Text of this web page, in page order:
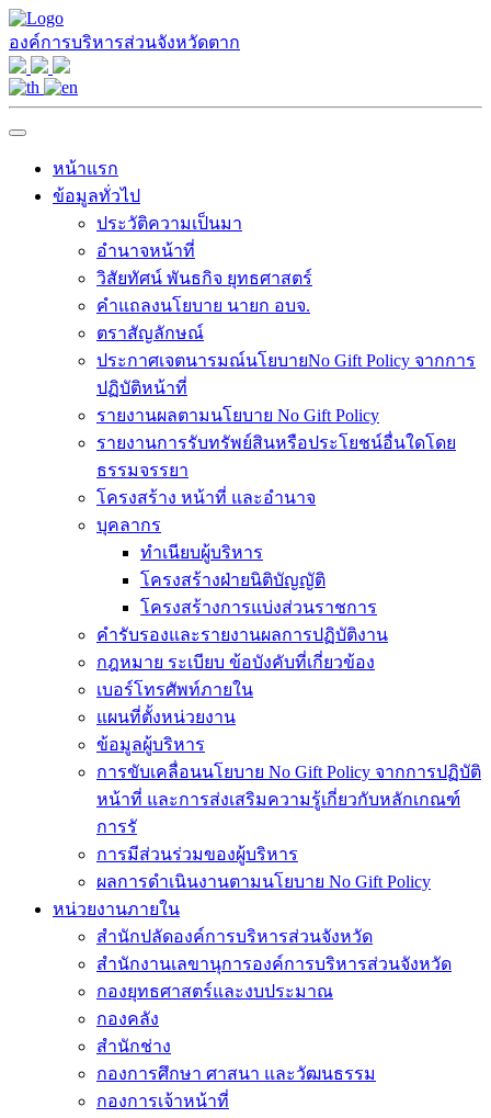
องค์การบริหารส่วนจังหวัดตาก
หน้าแรก
ข้อมูลทั่วไป
ประวัติความเป็นมา
อำนาจหน้าที่
วิสัยทัศน์ พันธกิจ ยุทธศาสตร์
คำแถลงนโยบาย นายก อบจ.
ตราสัญลักษณ์
ประกาศเจตนารมณ์นโยบายNo Gift Policy จากการ
ปฏิบัติหน้าที่
รายงานผลตามนโยบาย No Gift Policy
รายงานการรับทรัพย์สินหรือประโยชน์อื่นใดโดย
ธรรมจรรยา
โครงสร้าง หน้าที่ และอำนาจ
บุคลากร
ทำเนียบผู้บริหาร
โครงสร้างฝ่ายนิติบัญญัติ
โครงสร้างการแบ่งส่วนราชการ
คำรับรองและรายงานผลการปฏิบัติงาน
กฎหมาย ระเบียบ ข้อบังคับที่เกี่ยวข้อง
เบอร์โทรศัพท์ภายใน
แผนที่ตั้งหน่วยงาน
ข้อมูลผู้บริหาร
การขับเคลื่อนนโยบาย No Gift Policy จากการปฏิบัติ
หน้าที่ และการส่งเสริมความรู้เกี่ยวกับหลักเกณฑ์
การรั
การมีส่วนร่วมของผู้บริหาร
ผลการดำเนินงานตามนโยบาย No Gift Policy
หน่วยงานภายใน
สำนักปลัดองค์การบริหารส่วนจังหวัด
สำนักงานเลขานุการองค์การบริหารส่วนจังหวัด
กองยุทธศาสตร์และงบประมาณ
กองคลัง
สำนักช่าง
กองการศึกษา ศาสนา และวัฒนธรรม
กองการเจ้าหน้าที่